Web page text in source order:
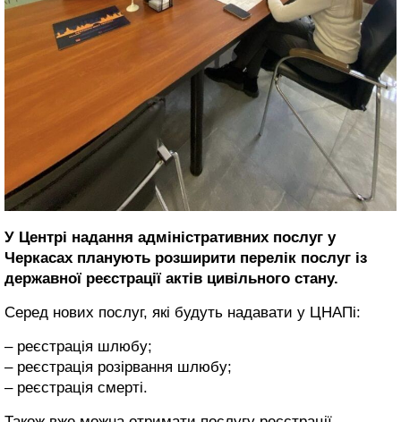
У Центрі надання адміністративних послуг у
Черкасах планують розширити перелік послуг із
державної реєстрації актів цивільного стану.
Серед нових послуг, які будуть надавати у ЦНАПі:
– реєстрація шлюбу;
– реєстрація розірвання шлюбу;
– реєстрація смерті.